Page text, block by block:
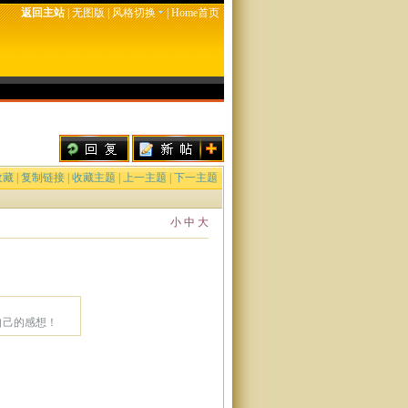
返回主站|无图版|风格切换 |Home首页
藏 |复制链接 |收藏主题 | 上一主题 |下一主题
小 中 大
的感想！